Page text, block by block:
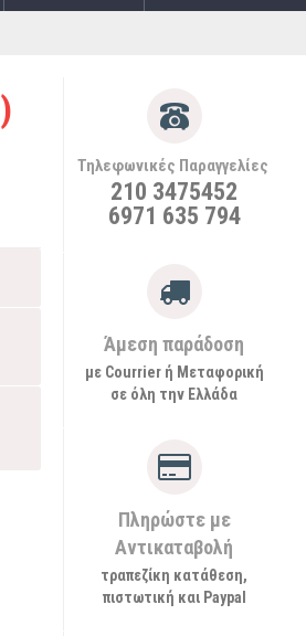
Τηλεφωνικές Παραγγελίες
210 3475452
6971 635 794
Άμεση παράδοση
με Courrier ή Μεταφορική
σε όλη την Ελλάδα
Πληρώστε με
Αντικαταβολή
τραπεζίκη κατάθεση,
πιστωτική και Paypal